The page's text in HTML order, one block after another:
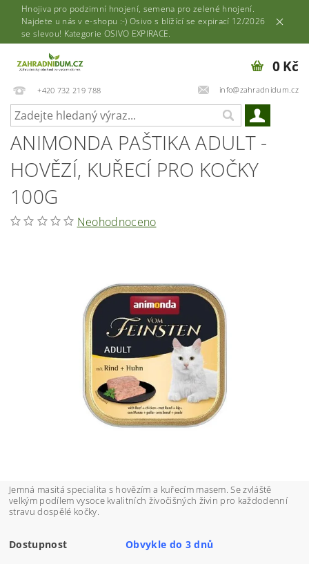
Hnojiva pro podzimní hnojení, semena pro zelené hnojení.
Najdete u nás v e-shopu :-) Osivo s blížící se expirací 12/2026
se slevou! Kategorie OSIVO EXPIRACE.
+420 732 219 788 info@zahradnidum.cz
0 Kč
ANIMONDA PAŠTIKA ADULT -
HOVĚZÍ, KUŘECÍ PRO KOČKY
100G
Neohodnoceno
Jemná masitá specialita s hovězím a kuřecím masem. Se zvláště
velkým podílem vysoce kvalitních živočišných živin pro každodenní
stravu dospělé kočky.
Dostupnost Obvykle do 3 dnů